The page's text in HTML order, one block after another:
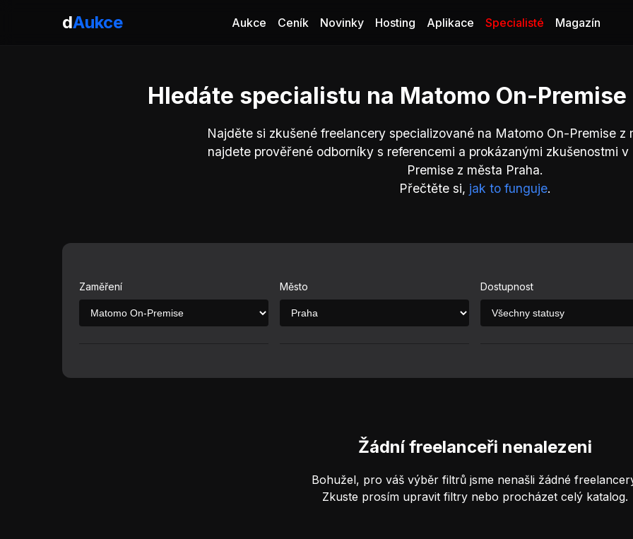
dAukce Aukce Ceník Novinky Hosting Aplikace Specialisté Magazín
Hledáte specialistu na Matomo On-Premise
Najděte si zkušené freelancery specializované na Matomo On-Premise z
najdete prověřené odborníky s referencemi a prokázanými zkušenostmi
Premise z města Praha.
Přečtěte si, jak to funguje.
Zaměření Město Dostupnost
Žádní freelanceři nenalezeni
Bohužel, pro váš výběr filtrů jsme nenašli žádné
Zkuste prosím upravit filtry nebo procházet celý katalog.